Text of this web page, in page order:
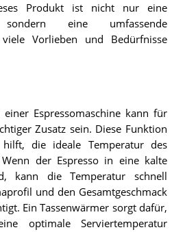
Produkt ist nicht nur eine
sondern eine umfassende
Vorlieben und Bedürfnisse
Espressomaschine kann für
Zusatz sein. Diese Funktion
die ideale Temperatur des
der Espresso in eine kalte
kann die Temperatur schnell
und den Gesamtgeschmack
Ein Tassenwärmer sorgt dafür,
optimale Serviertemperatur